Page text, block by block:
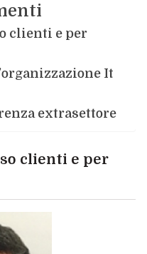
clienti e per
It
extrasettore
clienti e per